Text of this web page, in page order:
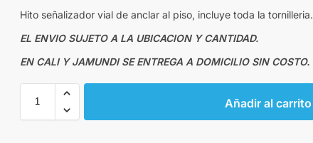
Hito señalizador vial de anclar al piso, incluye toda la tornilleria.
EL ENVIO SUJETO A LA UBICACION Y CANTIDAD.
EN CALI Y JAMUNDI SE ENTREGA A DOMICILIO SIN COSTO.
Añadir al carrito